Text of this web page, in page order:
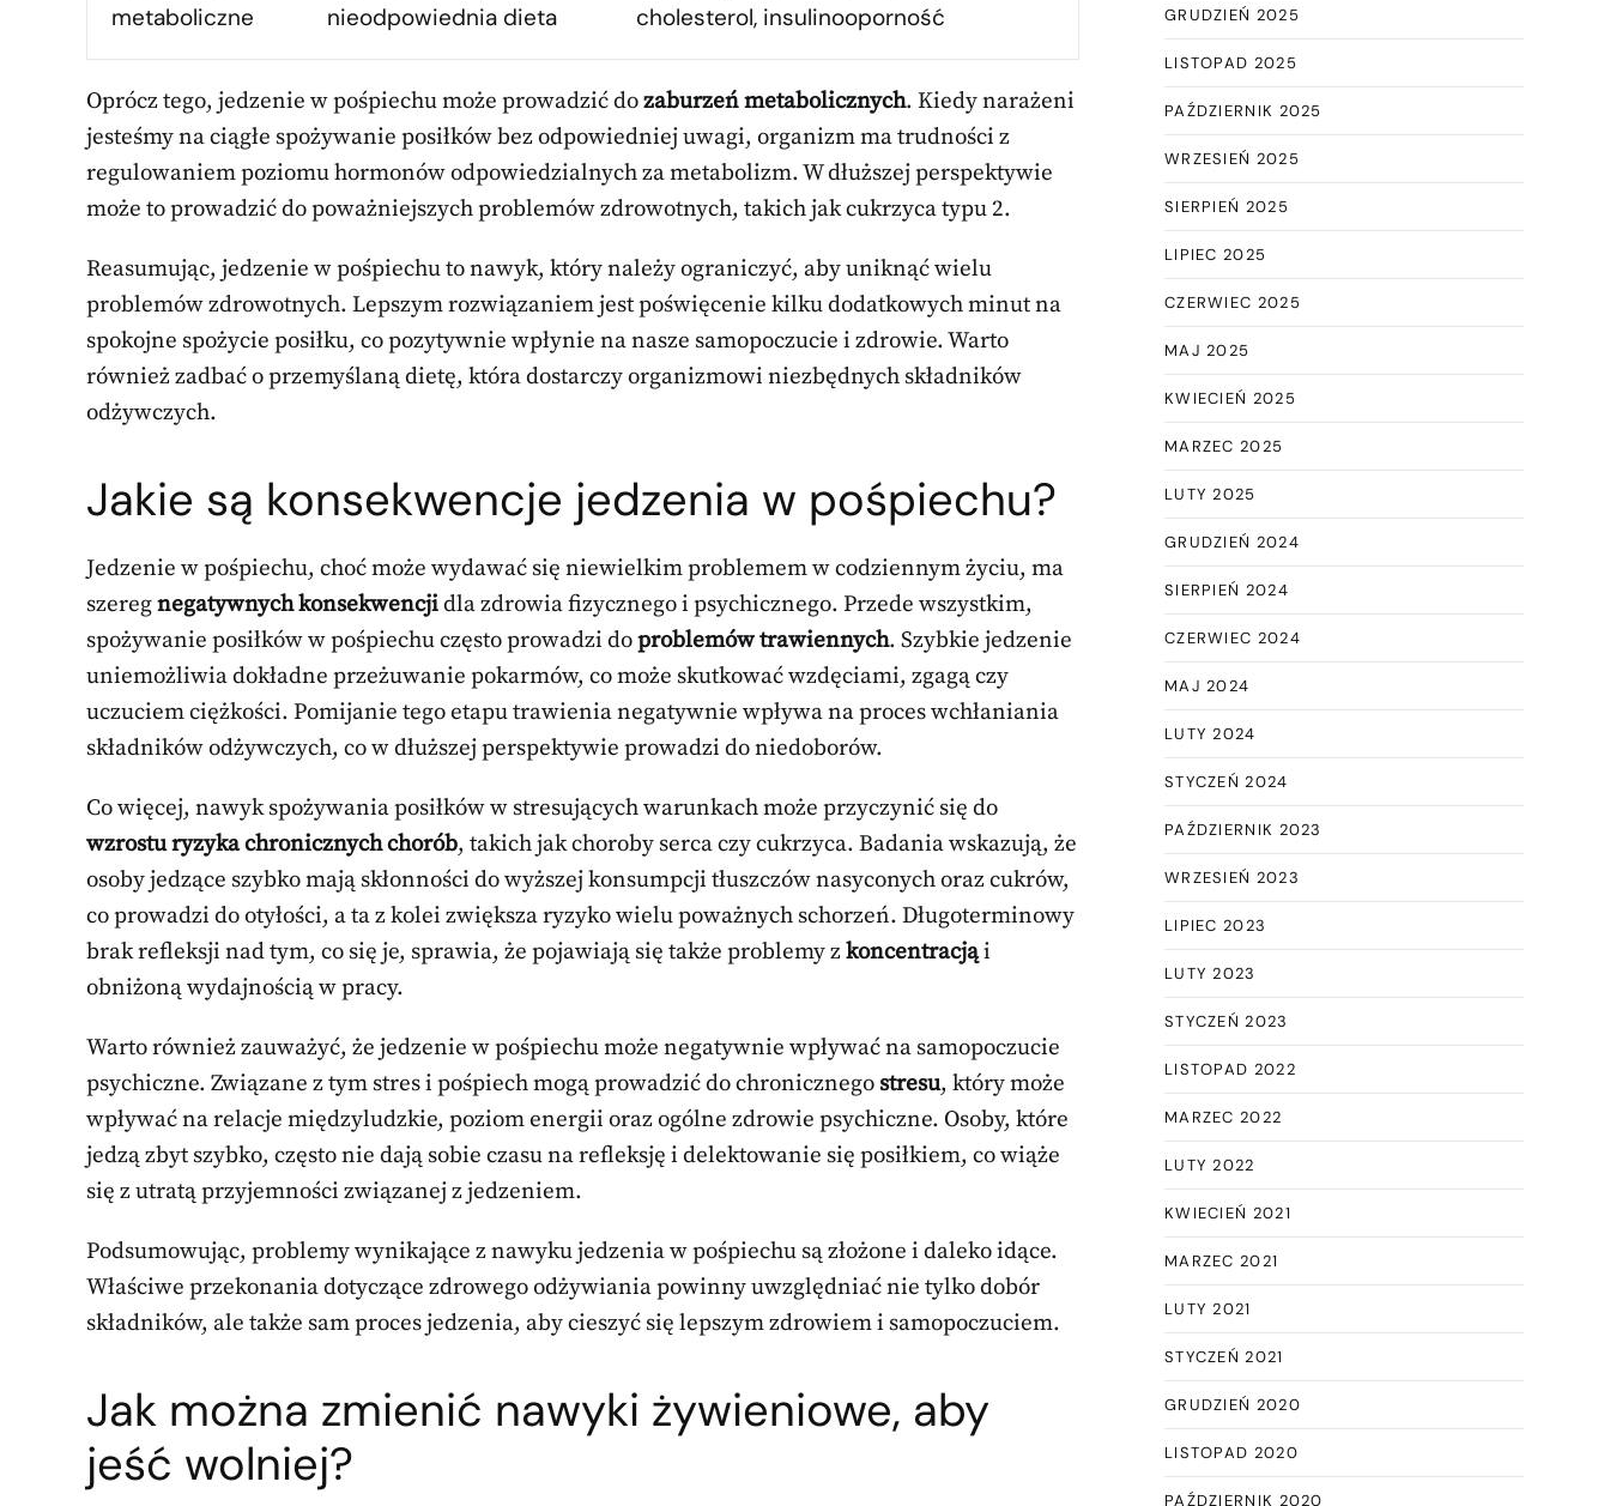
metaboliczne
nieodpowiednia dieta
cholesterol, insulinooporność
Oprócz tego, jedzenie w pośpiechu może prowadzić dozaburzeń metabolicznych. Kiedy narażeni
jesteśmy na ciągłe spożywanie posiłków bez odpowiedniej uwagi, organizm ma trudności z
regulowaniem poziomu hormonów odpowiedzialnych za metabolizm. W dłuższej perspektywie
może to prowadzić do poważniejszych problemów zdrowotnych, takich jak cukrzyca typu 2.
Reasumując, jedzenie w pośpiechu to nawyk, który należy ograniczyć, aby uniknąć wielu
problemów zdrowotnych. Lepszym rozwiązaniem jest poświęcenie kilku dodatkowych minut na
spokojne spożycie posiłku, co pozytywnie wpłynie na nasze samopoczucie i zdrowie. Warto
również zadbać o przemyślaną dietę, która dostarczy organizmowi niezbędnych składników
odżywczych.
Jakie są konsekwencje jedzenia w pośpiechu?
Jedzenie w pośpiechu, choć może wydawać się niewielkim problemem w codziennym życiu, ma
szeregnegatywnych konsekwencjidla zdrowia fizycznego i psychicznego. Przede wszystkim,
spożywanie posiłków w pośpiechu często prowadzi doproblemów trawiennych. Szybkie jedzenie
uniemożliwia dokładne przeżuwanie pokarmów, co może skutkować wzdęciami, zgagą czy
uczuciem ciężkości. Pomijanie tego etapu trawienia negatywnie wpływa na proces wchłaniania
składników odżywczych, co w dłuższej perspektywie prowadzi do niedoborów.
Co więcej, nawyk spożywania posiłków w stresujących warunkach może przyczynić się do
wzrostu ryzyka chronicznych chorób, takich jak choroby serca czy cukrzyca. Badania wskazują, że
osoby jedzące szybko mają skłonności do wyższej konsumpcji tłuszczów nasyconych oraz cukrów,
co prowadzi do otyłości, a ta z kolei zwiększa ryzyko wielu poważnych schorzeń. Długoterminowy
brak refleksji nad tym, co się je, sprawia, że pojawiają się także problemy zkoncentracjąi
obniżoną wydajnością w pracy.
Warto również zauważyć, że jedzenie w pośpiechu może negatywnie wpływać na samopoczucie
psychiczne. Związane z tym stres i pośpiech mogą prowadzić do chronicznego stresu, który może
wpływać na relacje międzyludzkie, poziom energii oraz ogólne zdrowie psychiczne. Osoby, które
jedzą zbyt szybko, często nie dają sobie czasu na refleksję i delektowanie się posiłkiem, co wiąże
się z utratą przyjemności związanej z jedzeniem.
Podsumowując, problemy wynikające z nawyku jedzenia w pośpiechu są złożone i daleko idące.
Właściwe przekonania dotyczące zdrowego odżywiania powinny uwzględniać nie tylko dobór
składników, ale także sam proces jedzenia, aby cieszyć się lepszym zdrowiem i samopoczuciem.
Jak można zmienić nawyki żywieniowe, aby
jeść wolniej?
GRUDZIEŃ 2025
LISTOPAD 2025
PAŹDZIERNIK 2025
WRZESIEŃ 2025
SIERPIEŃ 2025
LIPIEC 2025
CZERWIEC 2025
MAJ 2025
KWIECIEŃ 2025
MARZEC 2025
LUTY 2025
GRUDZIEŃ 2024
SIERPIEŃ 2024
CZERWIEC 2024
MAJ 2024
LUTY 2024
STYCZEŃ 2024
PAŹDZIERNIK 2023
WRZESIEŃ 2023
LIPIEC 2023
LUTY 2023
STYCZEŃ 2023
LISTOPAD 2022
MARZEC 2022
LUTY 2022
KWIECIEŃ 2021
MARZEC 2021
LUTY 2021
STYCZEŃ 2021
GRUDZIEŃ 2020
LISTOPAD 2020
PAŹDZIERNIK 2020